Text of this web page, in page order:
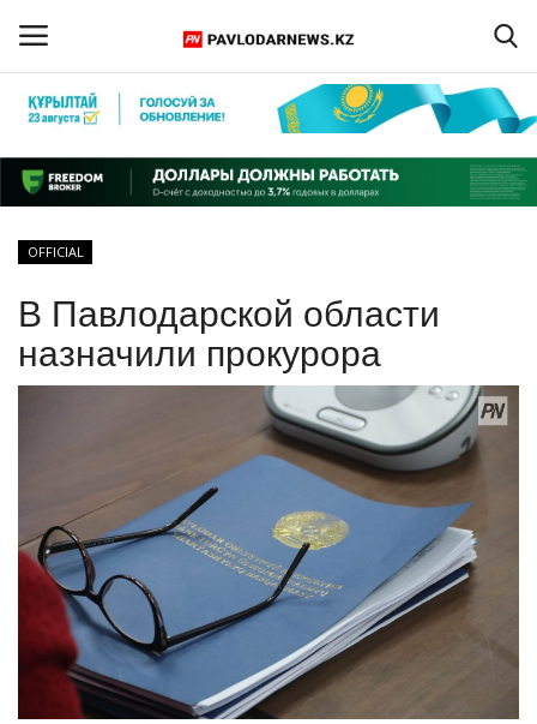
Регистрация
Главная
ПАВЛОДАРСКАЯ ОБЛАСТЬ
СПЕЦПРОЕКТЫ
СПОРТ
Чек-лист
РАЗВЛЕЧЕНИЯ
OFFICIAL
В Павлодарской области
назначили прокурора